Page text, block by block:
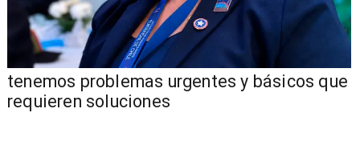
tenemos problemas urgentes y básicos que
requieren soluciones